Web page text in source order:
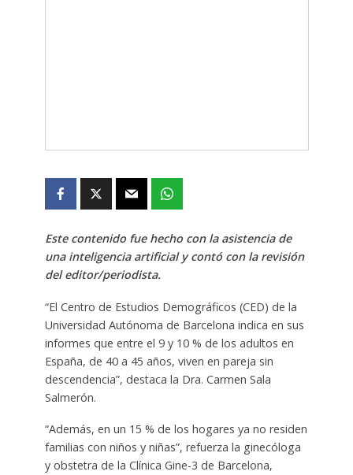
Este contenido fue hecho con la asistencia de
una inteligencia artificial y contó con la revisión
del editor/periodista.
“El Centro de Estudios Demográficos (CED) de la
Universidad Autónoma de Barcelona indica en sus
informes que entre el 9 y 10 % de los adultos en
España, de 40 a 45 años, viven en pareja sin
descendencia”, destaca la Dra. Carmen Sala
Salmerón.
“Además, en un 15 % de los hogares ya no residen
familias con niños y niñas”, refuerza la ginecóloga
y obstetra de la Clínica Gine-3 de Barcelona,